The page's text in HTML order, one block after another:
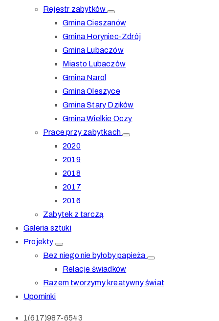
Rejestr zabytków
Gmina Cieszanów
Gmina Horyniec-Zdrój
Gmina Lubaczów
Miasto Lubaczów
Gmina Narol
Gmina Oleszyce
Gmina Stary Dzików
Gmina Wielkie Oczy
Prace przy zabytkach
2020
2019
2018
2017
2016
Zabytek z tarczą
Galeria sztuki
Projekty
Bez niego nie byłoby papieża
Relacje świadków
Razem tworzymy kreatywny świat
Upominki
1(617)987-6543